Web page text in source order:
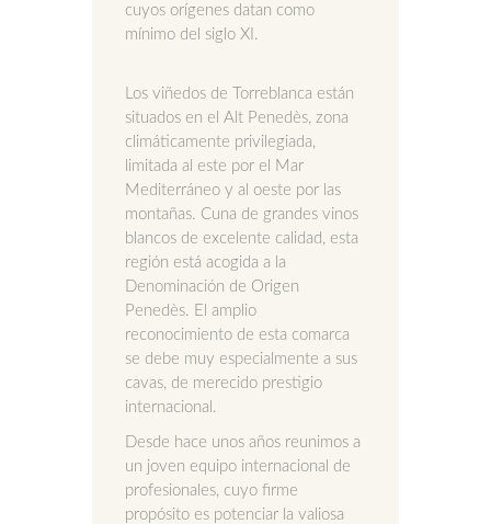
cuyos orígenes datan como
mínimo del siglo XI.
Los viñedos de Torreblanca están
situados en el Alt Penedès, zona
climáticamente privilegiada,
limitada al este por el Mar
Mediterráneo y al oeste por las
montañas. Cuna de grandes vinos
blancos de excelente calidad, esta
región está acogida a la
Denominación de Origen
Penedès. El amplio
reconocimiento de esta comarca
se debe muy especialmente a sus
cavas, de merecido prestigio
internacional.
Desde hace unos años reunimos a
un joven equipo internacional de
profesionales, cuyo firme
propósito es potenciar la valiosa